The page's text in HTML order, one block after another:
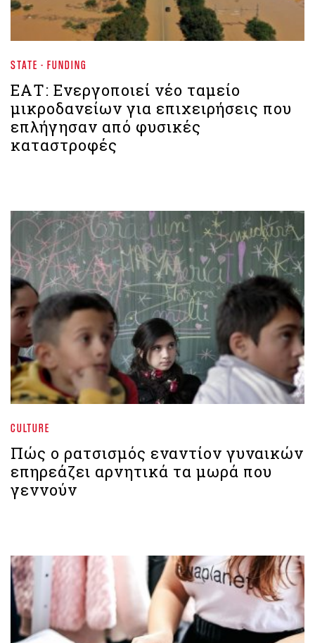
STATE - FUNDING
ΕΑΤ: Ενεργοποιεί νέο ταμείο
μικροδανείων για επιχειρήσεις που
επλήγησαν από φυσικές
καταστροφές
CULTURE
Πώς ο ρατσισμός εναντίον γυναικών
επηρεάζει αρνητικά τα μωρά που
γεννούν